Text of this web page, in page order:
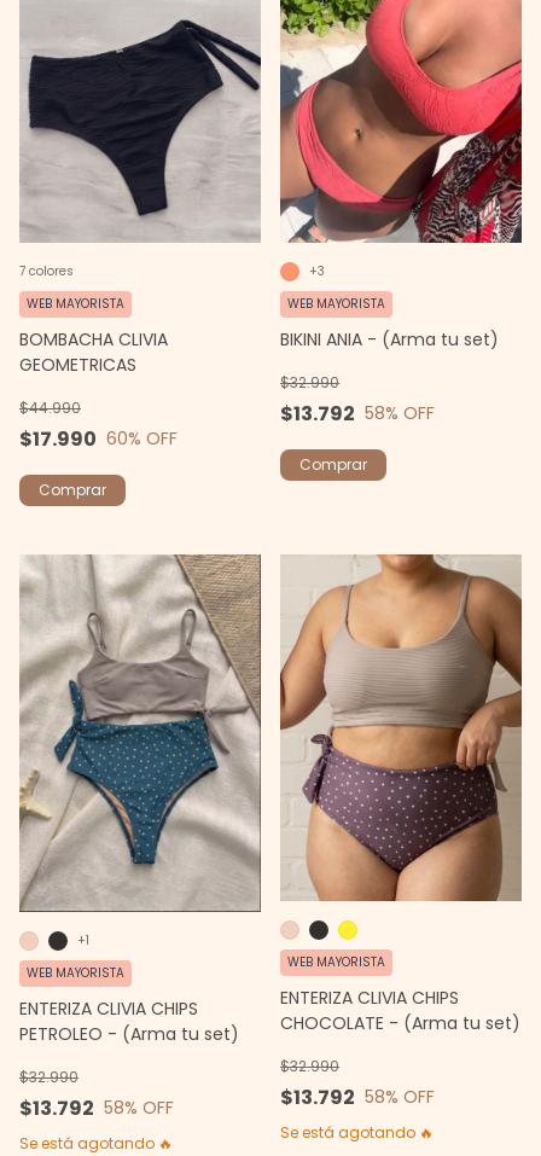
BOMBACHA CLIVIA
GEOMETRICAS
$17.990
$44.990
60% OFF
WEB MAYORISTA
7 colores
Comprar
BIKINI ANIA - (Arma tu set)
$13.792
$32.990
58% OFF
WEB MAYORISTA
+3
Comprar
ENTERIZA CLIVIA CHIPS
PETROLEO - (Arma tu set)
$13.792
$32.990
58% OFF
WEB MAYORISTA
Se está agotando 🔥
+1
ENTERIZA CLIVIA CHIPS
CHOCOLATE - (Arma tu set)
$13.792
$32.990
58% OFF
WEB MAYORISTA
Se está agotando 🔥